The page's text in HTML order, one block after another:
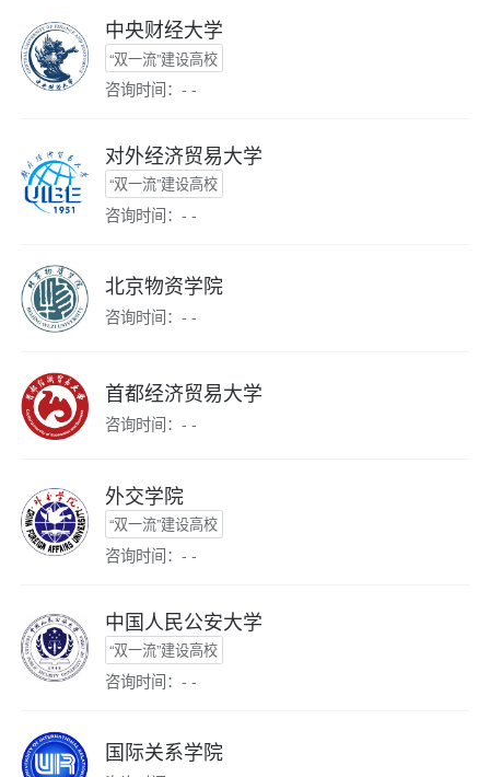
中央财经大学
“双一流”建设高校
咨询时间：- -
对外经济贸易大学
“双一流”建设高校
咨询时间：- -
北京物资学院
咨询时间：- -
首都经济贸易大学
咨询时间：- -
外交学院
“双一流”建设高校
咨询时间：- -
中国人民公安大学
“双一流”建设高校
咨询时间：- -
国际关系学院